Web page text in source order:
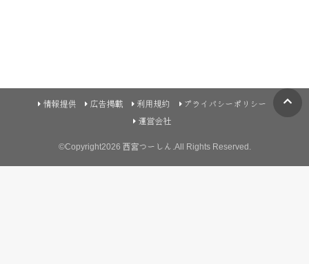
情報提供 広告掲載 利用規約
プライバシーポリシー
運営会社
©Copyright2026西宮つーしん.All Rights Reserved.